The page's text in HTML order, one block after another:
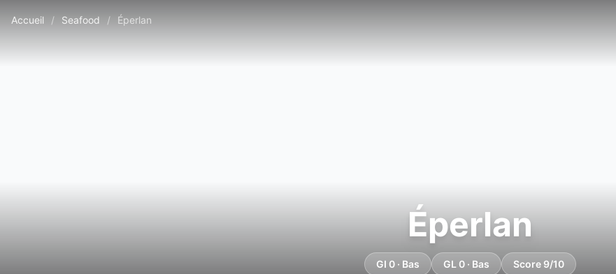
Accueil / Seafood / Éperlan
Éperlan
GI 0 · Bas GL 0 · Bas Score 9/10